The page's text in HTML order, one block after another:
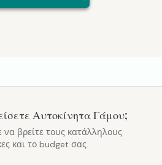
Αυτοκίνητα Γάμου;
βρείτε τους κατάλληλους
και το budget σας.